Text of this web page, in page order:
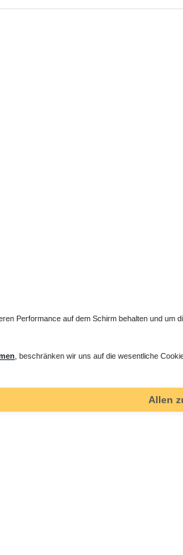
Performance auf dem Schirm behalten und um
, beschränken wir uns auf die wesentliche
Allen